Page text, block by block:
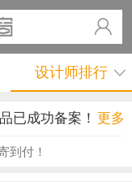
设计师排行
已成功备案！
已成功备案！
更多
到付！